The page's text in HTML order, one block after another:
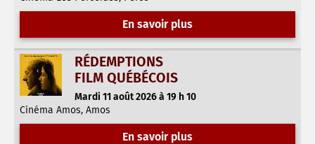
En savoir plus
RÉDEMPTIONS
FILM QUÉBÉCOIS
Mardi 11 août 2026 à 19 h 10
Cinéma Amos, Amos
En savoir plus